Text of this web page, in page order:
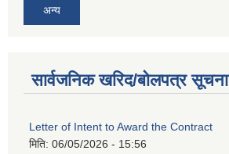
अन्य
सार्वजनिक खरिद/बोलपत्र सूचना
Letter of Intent to Award the Contract
मिति: 06/05/2026 - 15:56